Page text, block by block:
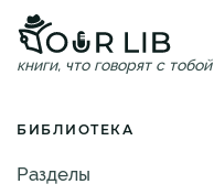
книги, что говорят с тобой
БИБЛИОТЕКА
Разделы